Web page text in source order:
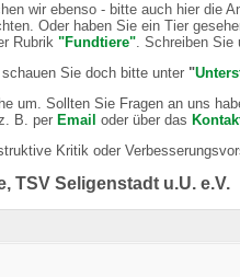
wir ebenso - bitte auch hier die
Oder haben Sie ein Tier
Rubrik "Fundtiere". Schreiben Sie
schauen Sie doch bitte unter "
um. Sollten Sie Fragen an uns
B. perEmail oder über das
Kritik oder
TSV Seligenstadt u.U. e.V.